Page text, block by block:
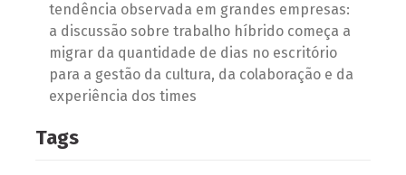
tendência observada em grandes empresas:
a discussão sobre trabalho híbrido começa a
migrar da quantidade de dias no escritório
para a gestão da cultura, da colaboração e da
experiência dos times
Tags